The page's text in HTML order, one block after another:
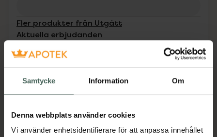
Samtycke Information Om
Denna webbplats använder cookies
Vi använder enhetsidentifierare för att anpassa innehållet
Fler produkter från Utgått
Aktuella erbjudanden
Dölj
knäleden. Används vid smärttillstånd i
knäleden, ledförslitning och